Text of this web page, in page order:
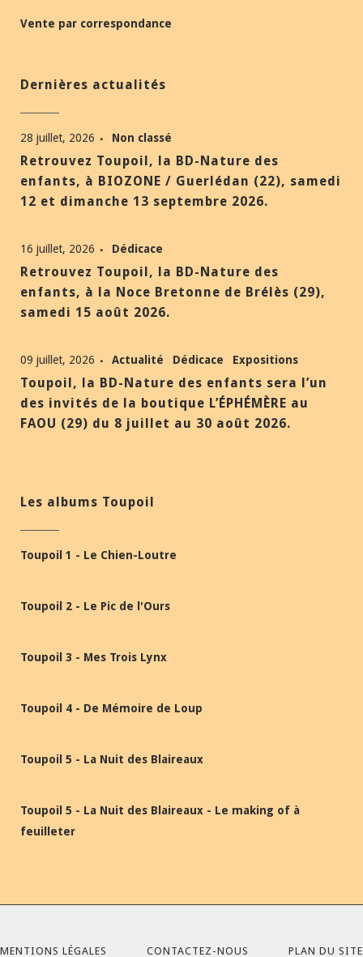
Vente par correspondance
Dernières actualités
28 juillet, 2026 Non classé
Retrouvez Toupoil, la BD-Nature des
enfants, à BIOZONE / Guerlédan (22), samedi
12 et dimanche 13 septembre 2026.
16 juillet, 2026 Dédicace
Retrouvez Toupoil, la BD-Nature des
enfants, à la Noce Bretonne de Brélès (29),
samedi 15 août 2026.
09 juillet, 2026 Actualité Dédicace Expositions
Toupoil, la BD-Nature des enfants sera l’un
des invités de la boutique L’ÉPHÉMÈRE au
FAOU (29) du 8 juillet au 30 août 2026.
Les albums Toupoil
Toupoil 1 - Le Chien-Loutre
Toupoil 2 - Le Pic de l'Ours
Toupoil 3 - Mes Trois Lynx
Toupoil 4 - De Mémoire de Loup
Toupoil 5 - La Nuit des Blaireaux
Toupoil 5 - La Nuit des Blaireaux - Le making of à
feuilleter
MENTIONS LÉGALES CONTACTEZ-NOUS PLAN DU SITE